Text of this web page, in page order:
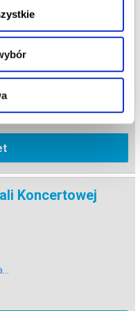
Koncertowej
Koncertowej